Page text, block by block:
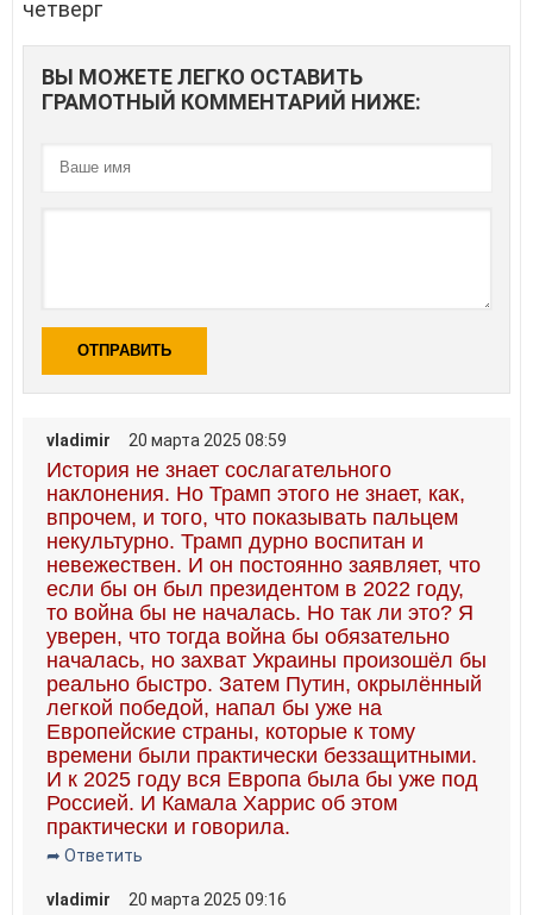
ВЫ МОЖЕТЕ ЛЕГКО ОСТАВИТЬ
ГРАМОТНЫЙ КОММЕНТАРИЙ НИЖЕ:
ОТПРАВИТЬ
vladimir 20 марта 2025 08:59
История не знает сослагательного
наклонения. Но Трамп этого не знает, как,
впрочем, и того, что показывать пальцем
некультурно. Трамп дурно воспитан и
невежествен. И он постоянно заявляет, что
если бы он был президентом в 2022 году,
то война бы не началась. Но так ли это? Я
уверен, что тогда война бы обязательно
началась, но захват Украины произошёл бы
реально быстро. Затем Путин, окрылённый
легкой победой, напал бы уже на
Европейские страны, которые к тому
времени были практически беззащитными.
И к 2025 году вся Европа была бы уже под
Россией. И Камала Харрис об этом
практически и говорила.
➦ Ответить
vladimir 20 марта 2025 09:16